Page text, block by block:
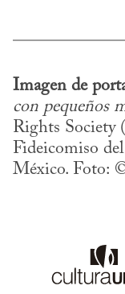
Imagen de
con pequeños
Rights Society
Fideicomiso
México. Foto: